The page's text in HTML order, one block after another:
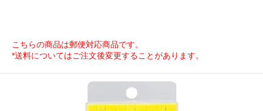
こちらの商品は郵便対応商品です。
*送料についてはご注文後変更することがあります。